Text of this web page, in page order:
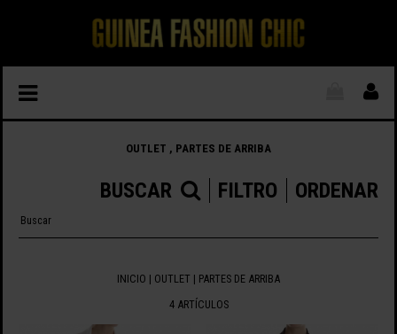
OUTLET , PARTES DE ARRIBA
ORDENAR
FILTRO
BUSCAR
INICIO | OUTLET | PARTES DE ARRIBA
4 ARTÍCULOS